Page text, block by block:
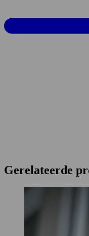
Gerelateerde